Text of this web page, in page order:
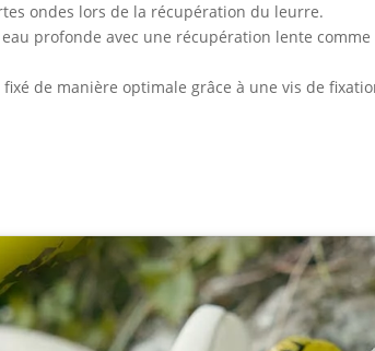
ondes lors de la récupération du leurre.
profonde avec une récupération lente
de manière optimale grâce à une vis de